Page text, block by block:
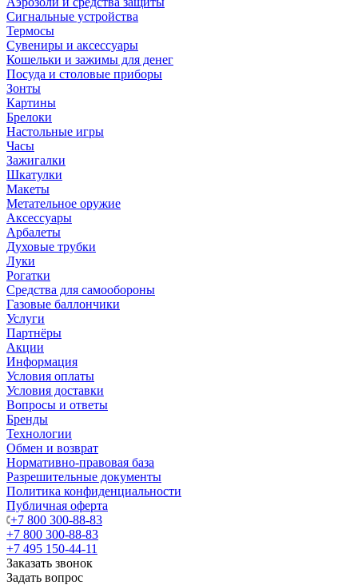
Сигнальные устройства
Термосы
Сувениры и аксессуары
Кошельки и зажимы для денег
Посуда и столовые приборы
Зонты
Картины
Брелоки
Настольные игры
Часы
Зажигалки
Шкатулки
Макеты
Метательное оружие
Аксессуары
Арбалеты
Духовые трубки
Луки
Рогатки
Средства для самообороны
Газовые баллончики
Услуги
Партнёры
Акции
Информация
Условия оплаты
Условия доставки
Вопросы и ответы
Бренды
Технологии
Обмен и возврат
Нормативно-правовая база
Разрешительные документы
Политика конфиденциальности
Публичная оферта
+7 800 300-88-83
+7 800 300-88-83
+7 495 150-44-11
Заказать звонок
Задать вопрос